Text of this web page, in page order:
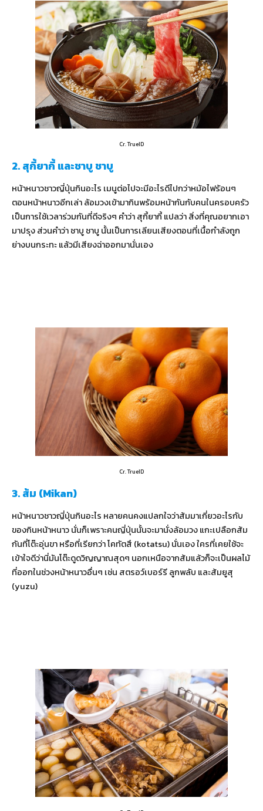
Cr. TrueID
2. สุกี้ยากี้ และชาบู ชาบู
หน้าหนาวชาวญี่ปุ่นกินอะไร เมนูต่อไปจะมีอะไรดีไปกว่าหม้อไฟร้อนๆ
ตอนหน้าหนาวอีกเล่า ล้อมวงเข้ามากินพร้อมหน้ากันกับคนในครอบครัว
เป็นการใช้เวลาร่วมกันที่ดีจริงๆ คำว่า สุกี้ยากี้ แปลว่า สิ่งที่คุณอยากเอา
มาปรุง ส่วนคำว่า ชาบู ชาบู นั้นเป็นการเลียนเสียงตอนที่เนื้อกำลังถูก
ย่างบนกระทะ แล้วมีเสียงฉ่าออกมานั่นเอง
Cr. TrueID
3. ส้ม (Mikan)
หน้าหนาวชาวญี่ปุ่นกินอะไร หลายคนคงแปลกใจว่าส้มมาเกี่ยวอะไรกับ
ของกินหน้าหนาว นั่นก็เพราะคนญี่ปุ่นนั้นจะมานั่งล้อมวง แกะเปลือกส้ม
กันที่โต๊ะอุ่นขา หรือที่เรียกว่า โคทัตสึ (kotatsu) นั่นเอง ใครที่เคยใช้จะ
เข้าใจดีว่านี่มันโต๊ะดูดวิญญาณสุดๆ นอกเหนือจากส้มแล้วก็จะเป็นผลไม้
ที่ออกในช่วงหน้าหนาวอื่นๆ เช่น สตรอว์เบอร์รี ลูกพลับ และส้มยูสุ
(yuzu)